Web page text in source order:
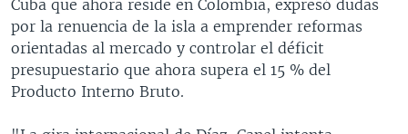
Cuba que ahora reside en Colombia, expresó dudas
por la renuencia de la isla a emprender reformas
orientadas al mercado y controlar el déficit
presupuestario que ahora supera el 15 % del
Producto Interno Bruto.